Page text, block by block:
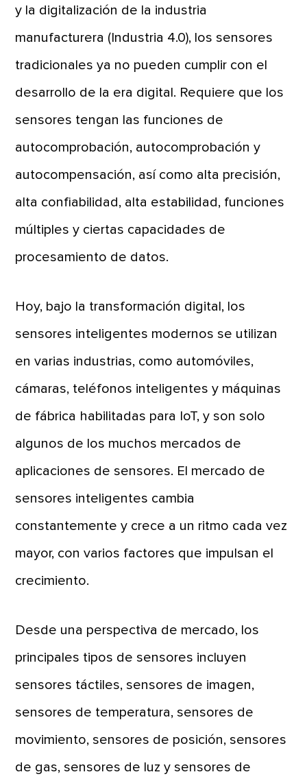
y la digitalización de la industria
manufacturera (Industria 4.0), los sensores
tradicionales ya no pueden cumplir con el
desarrollo de la era digital. Requiere que los
sensores tengan las funciones de
autocomprobación, autocomprobación y
autocompensación, así como alta precisión,
alta confiabilidad, alta estabilidad, funciones
múltiples y ciertas capacidades de
procesamiento de datos.
Hoy, bajo la transformación digital, los
sensores inteligentes modernos se utilizan
en varias industrias, como automóviles,
cámaras, teléfonos inteligentes y máquinas
de fábrica habilitadas para IoT, y son solo
algunos de los muchos mercados de
aplicaciones de sensores. El mercado de
sensores inteligentes cambia
constantemente y crece a un ritmo cada vez
mayor, con varios factores que impulsan el
crecimiento.
Desde una perspectiva de mercado, los
principales tipos de sensores incluyen
sensores táctiles, sensores de imagen,
sensores de temperatura, sensores de
movimiento, sensores de posición, sensores
de gas, sensores de luz y sensores de